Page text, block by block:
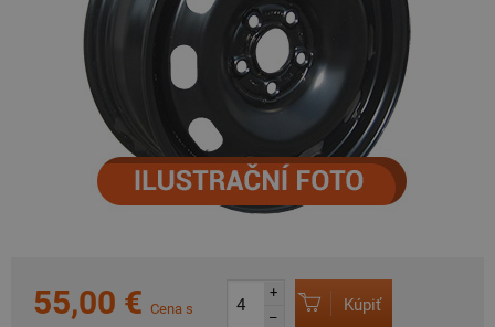
55,00 € Cena s
+
–
Kúpiť